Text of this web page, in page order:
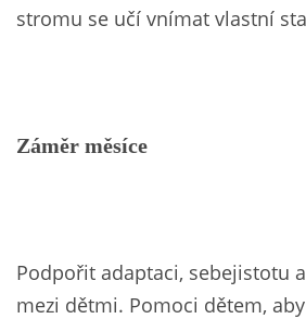
VZDĚLÁVACÍ BLOK ŘÍJEN
VZDĚLÁVACÍ BLOK ÚNOR
stromu se učí vnímat vlastní
Záměr měsíce
Podpořit adaptaci, sebejistotu
mezi dětmi. Pomoci dětem,